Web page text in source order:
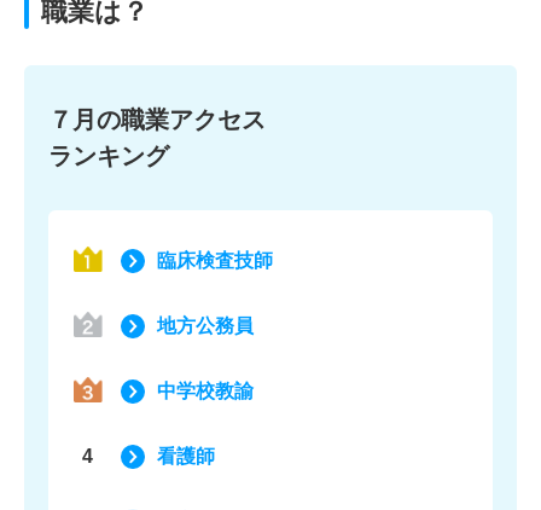
職業は？
７月の職業アクセス
ランキング
臨床検査技師
地方公務員
中学校教諭
4 看護師